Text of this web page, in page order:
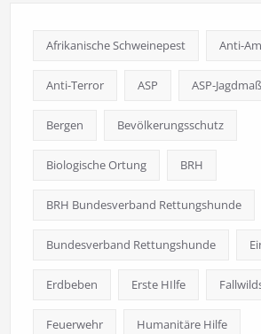
Afrikanische Schweinepest Anti-
Anti-Terror ASP ASP-
Bergen Bevölkerungsschutz
Biologische Ortung BRH
BRH Bundesverband Rettungshunde
Bundesverband Rettungshunde
Erdbeben Erste HIlfe
Feuerwehr Humanitäre Hilfe